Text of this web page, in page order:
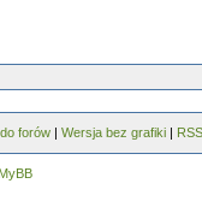
forów | Wersja bez grafiki | RSS